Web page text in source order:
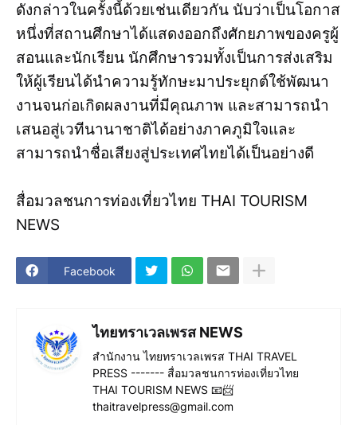
ดังกล่าวในครั้งนี้ด้วยเช่นเดียวกัน นับว่าเป็นโอกาส
หนึ่งที่สถานศึกษาได้แสดงออกถึงศักยภาพของครูผู้
สอนและนักเรียน นักศึกษารวมทั้งเป็นการส่งเสริม
ให้ผู้เรียนได้นำความรู้ทักษะมาประยุกต์ใช้พัฒนา
งานจนก่อเกิดผลงานที่มีคุณภาพ และสามารถนำ
เสนอสู่เวทีนานาชาติได้อย่างภาคภูมิใจและ
สามารถนำชื่อเสียงสู่ประเทศไทยได้เป็นอย่างดี
สื่อมวลชนการท่องเที่ยวไทย THAI TOURISM
NEWS
Facebook
ไทยทราเวลเพรส NEWS
สำนักงาน ไทยทราเวลเพรส THAI TRAVEL
PRESS ------- สื่อมวลชนการท่องเที่ยวไทย
THAI TOURISM NEWS 📧📨
thaitravelpress@gmail.com